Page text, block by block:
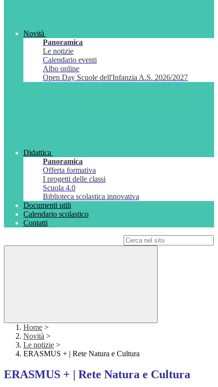
Novità
Panoramica
Le notizie
Calendario eventi
Albo online
Open Day Scuole dell'Infanzia A.S. 2026/2027
Didattica
Panoramica
Offerta formativa
I progetti delle classi
Scuola 4.0
Biblioteca scolastica innovativa
Documenti utili
Calendario scolastico
Contatti
Home >
Novità >
Le notizie >
ERASMUS + | Rete Natura e Cultura
ERASMUS + | Rete Natura e Cultura